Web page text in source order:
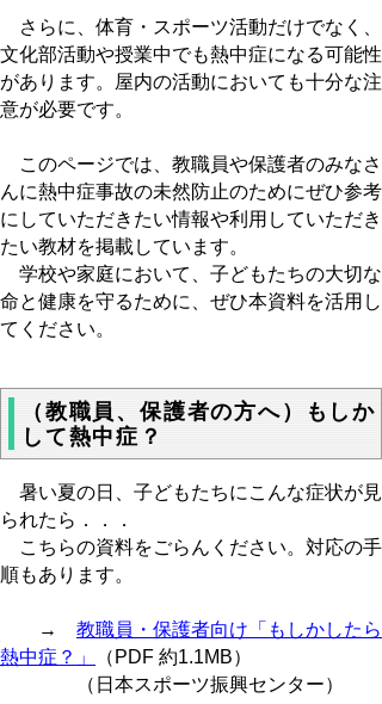
さらに、体育・スポーツ活動だけでなく、
文化部活動や授業中でも熱中症になる可能性
があります。屋内の活動においても十分な注
意が必要です。
このページでは、教職員や保護者のみなさ
んに熱中症事故の未然防止のためにぜひ参考
にしていただきたい情報や利用していただき
たい教材を掲載しています。
学校や家庭において、子どもたちの大切な
命と健康を守るために、ぜひ本資料を活用し
てください。
（教職員、保護者の方へ）もしか
して熱中症？
暑い夏の日、子どもたちにこんな症状が見
られたら．．．
こちらの資料をごらんください。対応の手
順もあります。
→ 教職員・保護者向け「もしかしたら
熱中症？」
（PDF 約1.1MB）
（日本スポーツ振興センター）